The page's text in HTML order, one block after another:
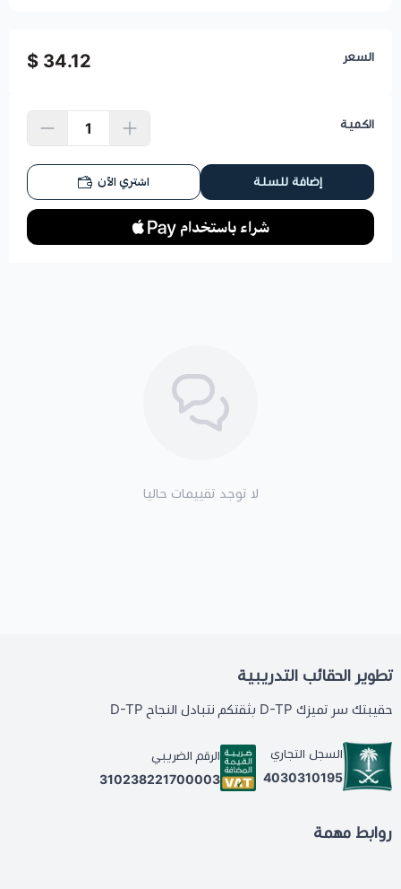
السعر 34.12 $
الكمية
إضافة للسلة اشتري الآن
لا توجد تقييمات حاليا
تطوير الحقائب التدريبية
حقيبتك سر تميزك D-TP بثقتكم نتبادل النجاح D-TP
السجل التجاري
4030310195
الرقم الضريبي
310238221700003
روابط مهمة